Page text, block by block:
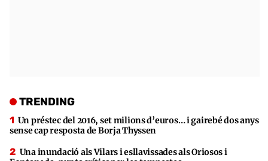
TRENDING
Un préstec del 2016, set milions d’euros… i gairebé dos anys
sense cap resposta de Borja Thyssen
Una inundació als Vilars i esllavissades als Oriosos i